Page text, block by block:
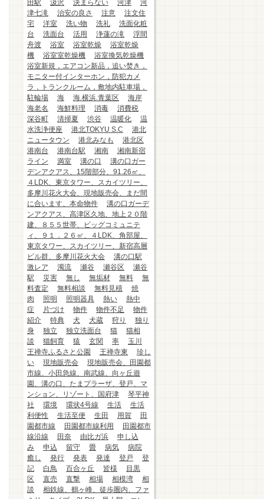
田駅
汲沢 決まらない 河津
河
津七滝
治安の良さ 注意
注文住
宅
洋室 洗い物 洗礼
洗面化粧
台
洗面台 活用 浄蓮の滝
浮間
舟渡
浴室 浴室乾燥
浴室乾燥
機
浴室室乾燥機
浴室換気乾燥機
浴室新規，エアコン新品，追い焚き，
モニター付インターホン，防犯カメ
ラ，トランクルーム，敷地内駐車場，
駐輪場
海 海.横浜.青葉区
海岸
海老名
海鮮料理 消毒
消費税
深谷町
清掃夏 渋谷 温暖化
温
水洗浄便座
港北TOKYU S.C
港北
ニュータウン
港北みなも
港北区
港南台
港南台駅 湘南
湘南新宿
ライン
満室 溝の口
溝の口ガー
デンアクアス、15階部分、91.26㎡、
４LDK、東京タワー、スカイツリー、
多摩川花火大会、現地販売会、まだ間
に合います、本命物件
溝の口ガーデ
ンアクアス、高津区久地、地上２０階
建、８５５世帯、ビッグコミュニテ
ィ、９１．２６㎡、４LDK、角部屋、
東京タワー、スカイツリー、新宿高層
ビル群、多摩川花火大会
溝の口駅
激レア
濁流 瀬谷 瀬谷区
瀬谷
駅
災害 無し 無垢材 無料
無
料査定
無料相談 無料見積
焼
肉
照明 照明器具 熱い
熱中
症
片づけ 物件 物件不足
物件
紹介
特典 犬 犬蔵 狩り
独り
身
独立 独立洗面台 猫
猫相
談
猫飼育 猿 玄関 率
玉川
王禅寺ふるさと公園
王禅寺東
珍し
い
現地販売会
現地販売会、田園都
市線、小田急線、南武線、向ヶ丘遊
園、溝の口、たまプラーザ、登戸、マ
ンション、リゾート、国府津
琴平神
社
環境 環状4号線 生活
生活
利便性
生活至便 生田 用賀
田
園都市線
田園都市線利用
田園都市
線沿線
田奈 由比ガ浜
申し込
み
申込 留守 畳 病気
病院
癒し
発行 発表 発達 登戸
登
記
白鳥 百合ヶ丘 皆様
目黒
区
直売 直撃 相場 相模湾
相
談
相鉄線、鶴ヶ峰、徒歩圏内、ファ